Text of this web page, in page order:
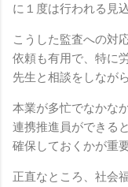
に１度は行われる見
こうした監査への対
依頼も有用で、特に
先生と相談をしなが
本業が多忙でなかな
連携推進員ができる
確保しておくかが重要
正直なところ、社会